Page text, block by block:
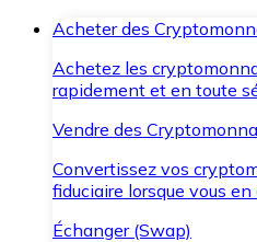
Acheter des
Achetez les
rapidement et en toute
Vendre des
Convertissez vos
fiduciaire lorsque vous
Échanger (Swap)